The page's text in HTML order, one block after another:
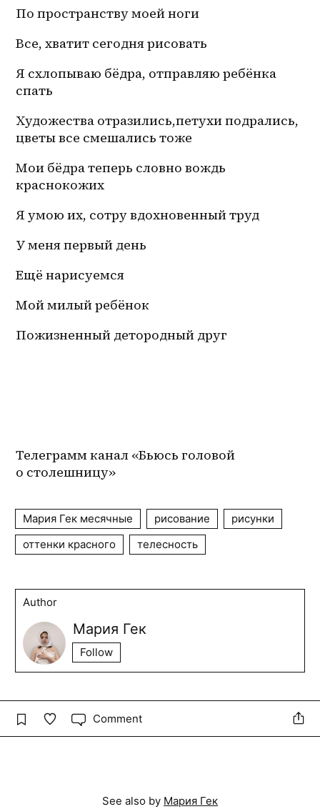
По пространству моей ноги
Все, хватит сегодня рисовать
Я схлопываю бёдра, отправляю ребёнка
спать
Художества отразились,петухи подрались,
цветы все смешались тоже
Мои бёдра теперь словно вождь
краснокожих
Я умою их, сотру вдохновенный труд
У меня первый день
Ещё нарисуемся
Мой милый ребёнок
Пожизненный детородный друг
Телеграмм канал «Бьюсь головой
о столешницу»
Мария Гек месячные рисование
рисунки
оттенки красного
телесность
Author
Мария Гек
Follow
Comment
See also by Мария Гек